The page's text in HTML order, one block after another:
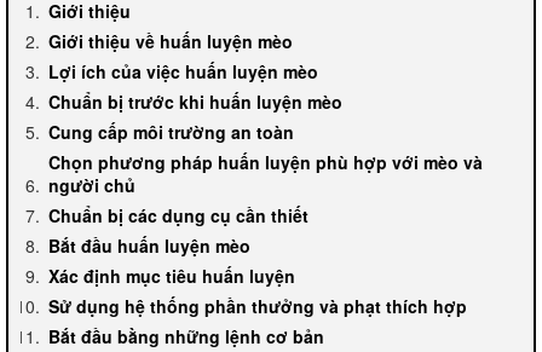
Giới thiệu
Giới thiệu về huấn luyện mèo
Lợi ích của việc huấn luyện mèo
Chuẩn bị trước khi huấn luyện mèo
Cung cấp môi trường an toàn
Chọn phương pháp huấn luyện phù hợp với mèo và
người chủ
Chuẩn bị các dụng cụ cần thiết
Bắt đầu huấn luyện mèo
Xác định mục tiêu huấn luyện
Sử dụng hệ thống phần thưởng và phạt thích hợp
Bắt đầu bằng những lệnh cơ bản